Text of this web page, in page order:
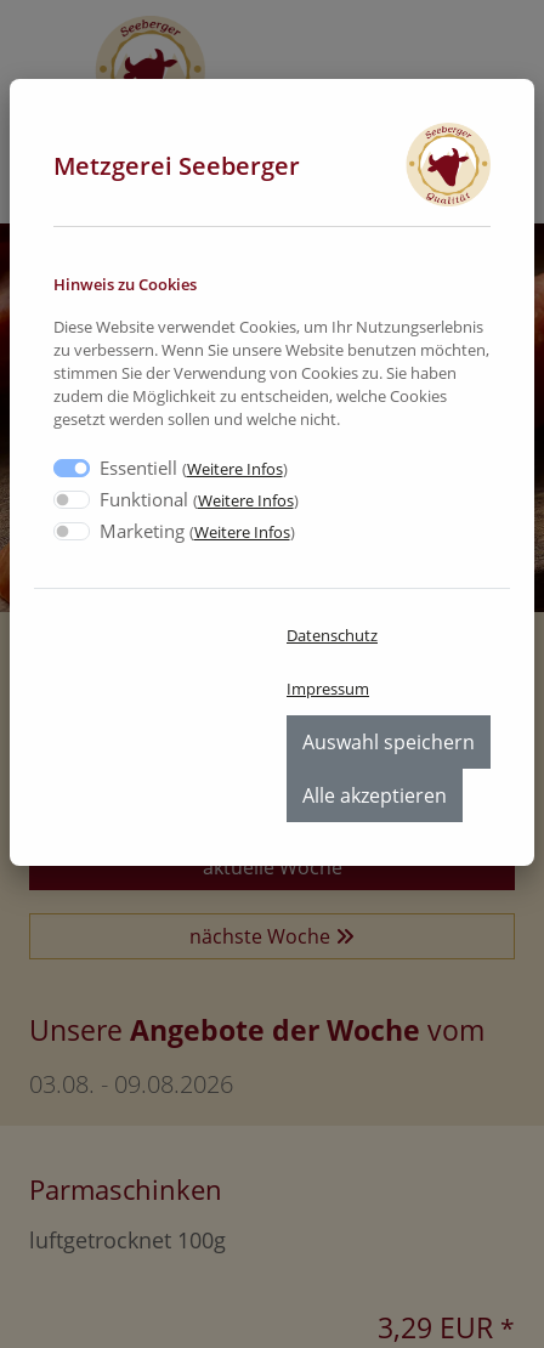
aktuelle Woche
nächste Woche
Unsere Angebote der Woche vom
03.08. - 09.08.2026
Parmaschinken
luftgetrocknet 100g
3,29 EUR *
Metzgerei Seeberger
Hinweis zu Cookies
Diese Website verwendet Cookies, um Ihr Nutzungserlebnis
zu verbessern. Wenn Sie unsere Website benutzen möchten,
stimmen Sie der Verwendung von Cookies zu. Sie haben
zudem die Möglichkeit zu entscheiden, welche Cookies
gesetzt werden sollen und welche nicht.
Essentiell (Weitere Infos)
Funktional (Weitere Infos)
Marketing (Weitere Infos)
Datenschutz
Impressum
Auswahl speichern
Alle akzeptieren